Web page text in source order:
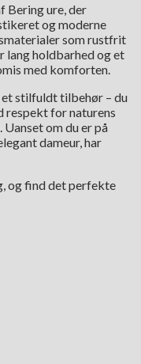
Bering ure, der
og moderne
som rustfrit
lang holdbarhed og et
med komforten.
et stilfuldt tilbehør – du
respekt for naturens
om du er på
dameur, har
og find det perfekte